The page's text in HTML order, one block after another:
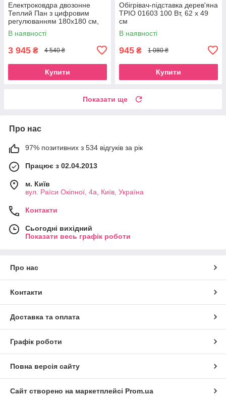
Електроковдра двозонне
Теплий Пан з цифровим
регулюванням 180x180 см,
синє
В наявності
3 945 ₴ 4 540 ₴
Купити
Обігрівач-підставка дерев'яна
ТРІО 01603 100 Вт, 62 х 49
см
В наявності
945 ₴ 1 080 ₴
Купити
Показати ще
Про нас
97% позитивних з 534 відгуків за рік
Працює з 02.04.2013
м. Київ
вул. Раїси Окіпної, 4а, Київ, Україна
Контакти
Сьогодні вихідний
Показати весь графік роботи
Про нас
Контакти
Доставка та оплата
Графік роботи
Повна версія сайту
Сайт створено на маркетплейсі Prom.ua